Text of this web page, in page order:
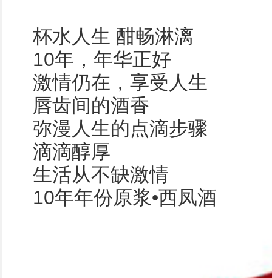
杯水人生 酣畅淋漓
10年，年华正好
激情仍在，享受人生
唇齿间的酒香
弥漫人生的点滴步骤
滴滴醇厚
生活从不缺激情
10年年份原浆•西凤酒